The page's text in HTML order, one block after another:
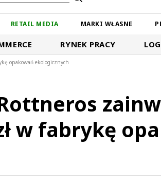
RETAIL MEDIA MARKI WŁASNE
RYNEK PRACY
opakowań ekologicznych
w fabrykę